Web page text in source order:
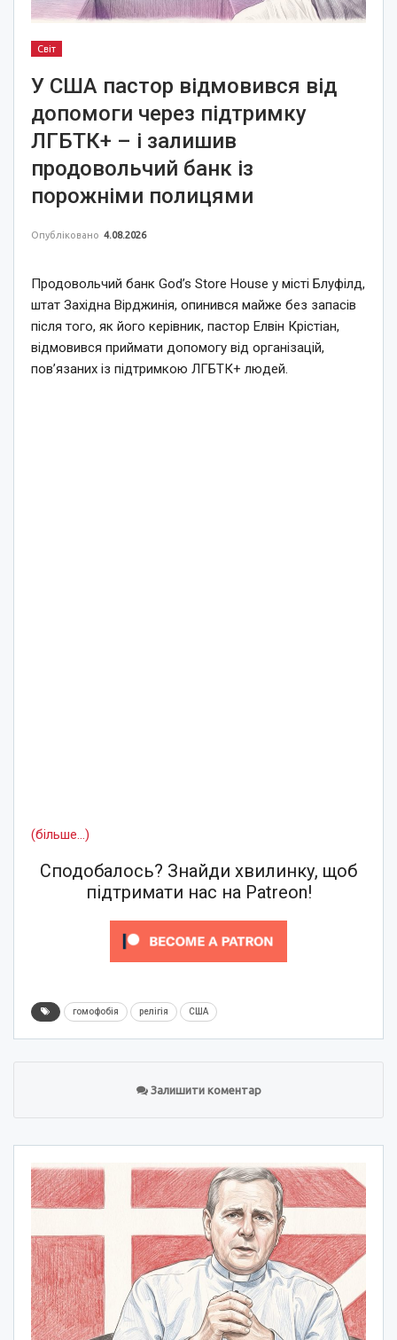
Світ
У США пастор відмовився від
допомоги через підтримку
ЛГБТК+ – і залишив
продовольчий банк із
порожніми полицями
Опубліковано 4.08.2026
Продовольчий банк God’s Store House у місті Блуфілд,
штат Західна Вірджинія, опинився майже без запасів
після того, як його керівник, пастор Елвін Крістіан,
відмовився приймати допомогу від організацій,
пов’язаних із підтримкою ЛГБТК+ людей.
(більше…)
Сподобалось? Знайди хвилинку, щоб
підтримати нас на Patreon!
гомофобія релігія США
Залишити коментар